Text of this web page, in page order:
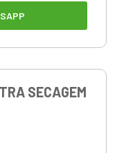
SECAGEM